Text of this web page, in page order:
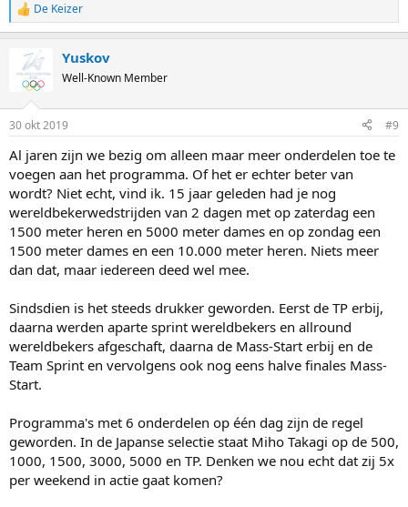
R
e
t
s
De Keizer
Yuskov
Well-Known Member
30 okt 2019 #9
Al jaren zijn we bezig om alleen maar meer onderdelen toe te
voegen aan het programma. Of het er echter beter van
wordt? Niet echt, vind ik. 15 jaar geleden had je nog
wereldbekerwedstrijden van 2 dagen met op zaterdag een
1500 meter heren en 5000 meter dames en op zondag een
1500 meter dames en een 10.000 meter heren. Niets meer
dan dat, maar iedereen deed wel mee.
Sindsdien is het steeds drukker geworden. Eerst de TP erbij,
daarna werden aparte sprint wereldbekers en allround
wereldbekers afgeschaft, daarna de Mass-Start erbij en de
Team Sprint en vervolgens ook nog eens halve finales Mass-
Start.
Programma's met 6 onderdelen op één dag zijn de regel
geworden. In de Japanse selectie staat Miho Takagi op de 500,
1000, 1500, 3000, 5000 en TP. Denken we nou echt dat zij 5x
per weekend in actie gaat komen?